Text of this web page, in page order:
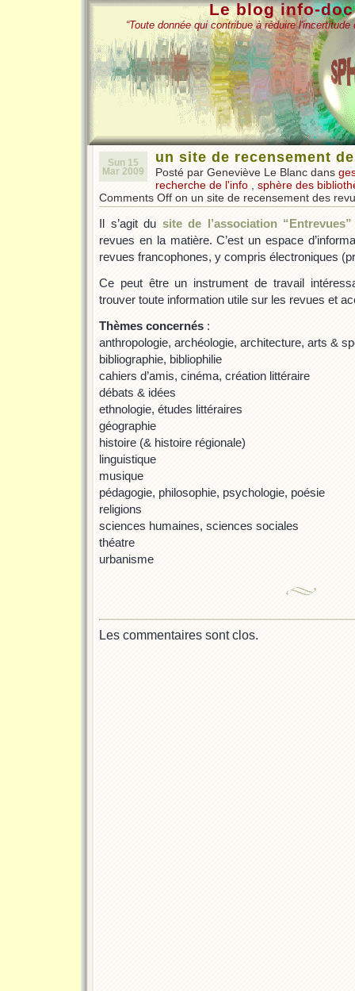
Le blog info-
“Toute donnée qui contribue à réduire
Sun 15
Mar 2009
un site de recensement
Posté par Geneviève Le Blanc dans
recherche de l'info
sphère des
Comments Off on un site de recensement des
Il s’agit du site de l’association “Entrevues”
revues en la matière. C’est un espace
revues francophones, y compris électroniques
Ce peut être un instrument de travail
trouver toute information utile sur les revues et
Thèmes concernés :
anthropologie, archéologie, architecture, arts &
bibliographie, bibliophilie
cahiers d’amis, cinéma, création littéraire
débats & idées
ethnologie, études littéraires
géographie
histoire (& histoire régionale)
linguistique
musique
pédagogie, philosophie, psychologie, poésie
religions
sciences humaines, sciences sociales
théatre
urbanisme
Les commentaires sont clos.